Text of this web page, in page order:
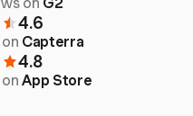
4.6
Capterra
4.8
onApp Store